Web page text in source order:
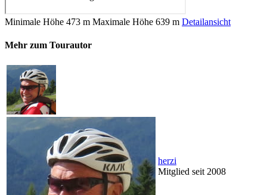
Minimale Höhe 473 m Maximale Höhe 639 m Detailansicht
Mehr zum Tourautor
herzi
Mitglied seit 2008